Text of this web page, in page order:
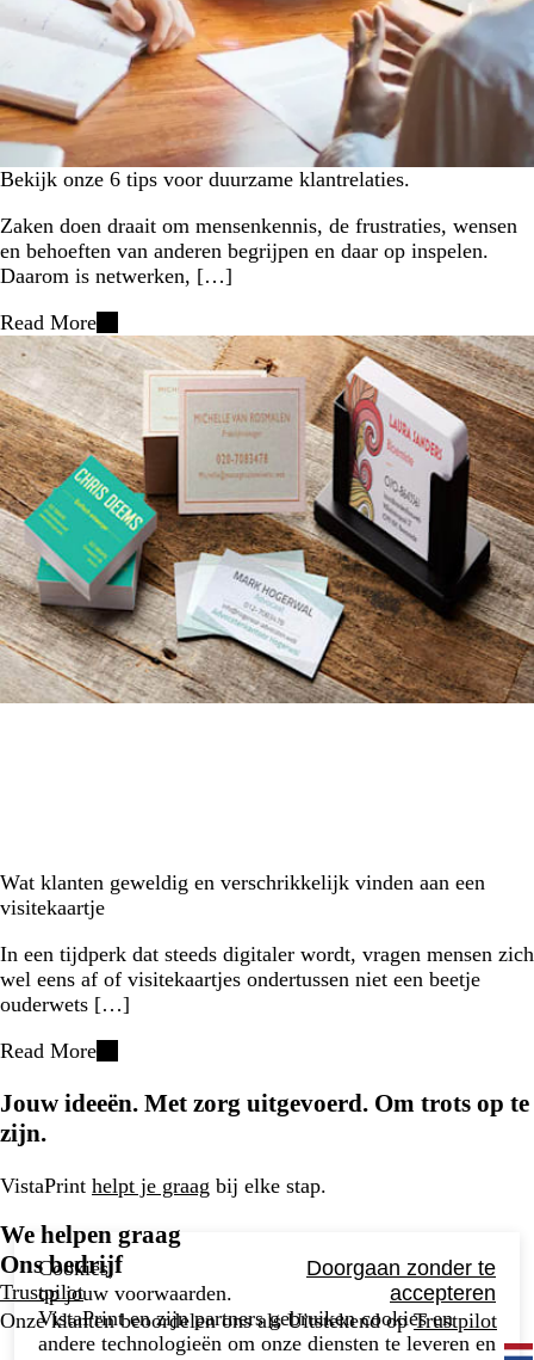
Bekijk onze 6 tips voor duurzame klantrelaties.
Zaken doen draait om mensenkennis, de frustraties, wensen
en behoeften van anderen begrijpen en daar op inspelen.
Daarom is netwerken, […]
Read More
Wat klanten geweldig en verschrikkelijk vinden aan een
visitekaartje
In een tijdperk dat steeds digitaler wordt, vragen mensen zich
wel eens af of visitekaartjes ondertussen niet een beetje
ouderwets […]
Read More
Jouw ideeën. Met zorg uitgevoerd. Om trots op te
zijn.
VistaPrint helpt je graag bij elke stap.
We helpen graag
Ons bedrijf
Trustpilot
Onze klanten beoordelen ons als Uitstekend opTrustpilot
Cookies,
op jouw voorwaarden.
Doorgaan zonder te
accepteren
VistaPrint en zijn partners gebruiken cookies en
andere technologieën om onze diensten te leveren en